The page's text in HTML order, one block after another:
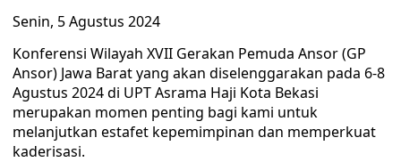
Senin, 5 Agustus 2024
Konferensi Wilayah XVII Gerakan Pemuda Ansor (GP
Ansor) Jawa Barat yang akan diselenggarakan pada 6-8
Agustus 2024 di UPT Asrama Haji Kota Bekasi
merupakan momen penting bagi kami untuk
melanjutkan estafet kepemimpinan dan memperkuat
kaderisasi.